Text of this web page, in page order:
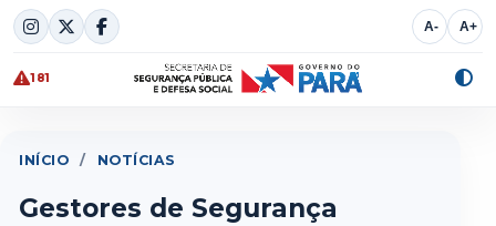
Skip
to
content
A- A+
181
INÍCIO / NOTÍCIAS
Gestores de Segurança